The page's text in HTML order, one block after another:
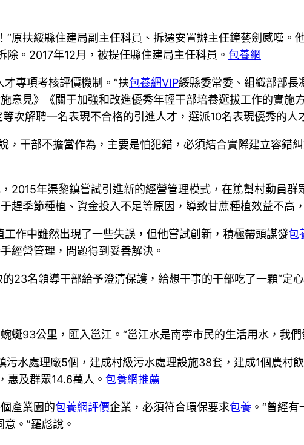
”原扶綏縣住建局副主任科員、拆遷安置辦主任鐘藝劍感嘆
。2017年12月，被提任縣住建局主任科員。 包養網
專項考核評價機制。”扶包養網VIP綏縣委常委、組織部部長
意見》《關于加強和改進優秀年輕干部培養選拔工作的實
次解聘一名表現不合格的引進人才，選派10名表現優秀的人
，干部不擔當作為，主要是怕犯錯，必須結合實際建立容錯
2015年渠黎鎮嘗試引進新的經營管理模式，在篤幫村動員
趕季節種植、資金投入不足等原因，導致甘蔗種植效益不高
工作中雖然出現了一些失誤，但他嘗試創新，積極帶頭謀發包
經營管理，問題得到妥善解決。
23名領導干部給予澄清保護，給想干事的干部吃了一顆“定心
蜒93公里，匯入邕江。“邕江水是南寧市民的生活用水，我
水處理廠5個，建成村級污水處理設施38套，建成1個農村
惠及群眾14.6萬人。 包養網推薦
產業園的包養網評價企業，必須符合環保要求包養 。“曾經有
。”羅彪說。